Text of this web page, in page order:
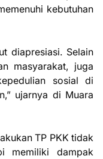
kebutuhan
diapresiasi. Selain
masyarakat, juga
sosial di
ujarnya di Muara
TP PKK tidak
memiliki dampak